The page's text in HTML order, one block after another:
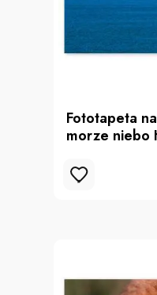
Fototapeta
morze niebo